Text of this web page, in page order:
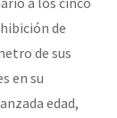
de
de sus
en su
edad,